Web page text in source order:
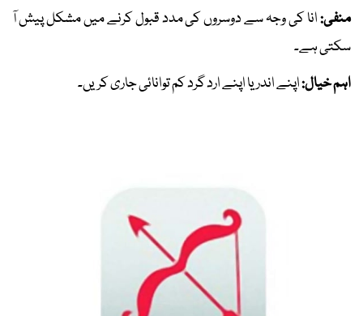
منفی:انا کی وجہ سے دوسروں کی مدد قبول کرنے میں مشکل پیش آ
سکتی ہے۔
اہم خیال:اپنے اندر یا اپنے ارد گرد کم توانائی جاری کریں۔